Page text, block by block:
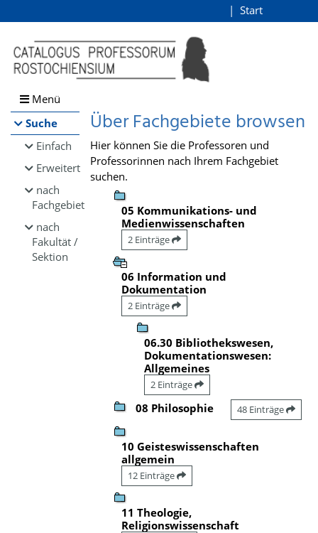
Browsen
direkt zum Inhalt
Start
Menü
Suche
Einfach
Erweitert
nach
Fachgebiet
nach
Fakultät /
Sektion
Über Fachgebiete browsen
Hier können Sie die Professoren und
Professorinnen nach Ihrem Fachgebiet
suchen.
05 Kommunikations- und
Medienwissenschaften
2 Einträge
06 Information und
Dokumentation
2 Einträge
06.30 Bibliothekswesen,
Dokumentationswesen:
Allgemeines
2 Einträge
08 Philosophie 48 Einträge
10 Geisteswissenschaften
allgemein
12 Einträge
11 Theologie,
Religionswissenschaft